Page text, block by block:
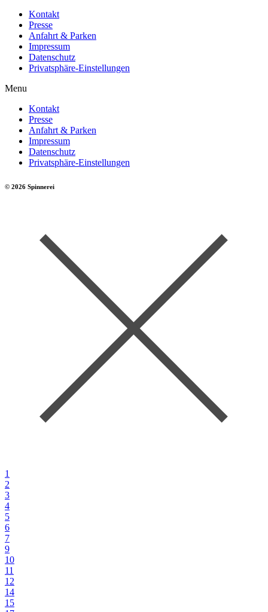
Kontakt
Presse
Anfahrt & Parken
Impressum
Datenschutz
Privatsphäre-Einstellungen
Menu
Kontakt
Presse
Anfahrt & Parken
Impressum
Datenschutz
Privatsphäre-Einstellungen
© 2026 Spinnerei
1
2
3
4
5
6
7
9
10
11
12
14
15